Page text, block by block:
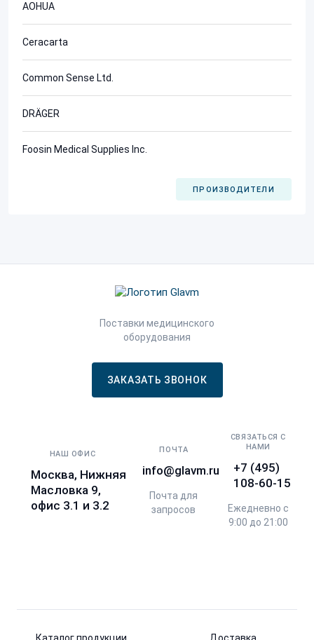
AOHUA
Ceracarta
Common Sense Ltd.
DRÄGER
Foosin Medical Supplies Inc.
ПРОИЗВОДИТЕЛИ
Поставки медицинского
оборудования
ЗАКАЗАТЬ ЗВОНОК
НАШ ОФИС
Москва, Нижняя
Масловка 9,
офис 3.1 и 3.2
ПОЧТА
info@glavm.ru
Почта для
запросов
СВЯЗАТЬСЯ С
НАМИ
+7 (495)
108-60-15
Ежедневно с
9:00 до 21:00